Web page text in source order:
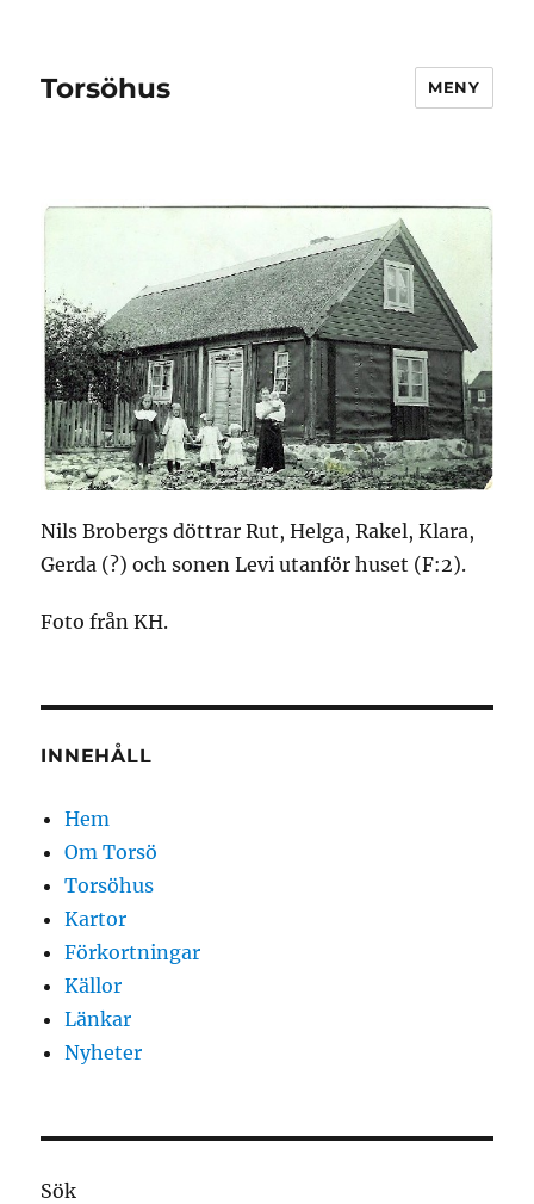
Torsöhus MENY
Nils Brobergs döttrar Rut, Helga, Rakel, Klara,
Gerda (?) och sonen Levi utanför huset (F:2).
Foto från KH.
INNEHÅLL
Hem
Om Torsö
Torsöhus
Kartor
Förkortningar
Källor
Länkar
Nyheter
Sök